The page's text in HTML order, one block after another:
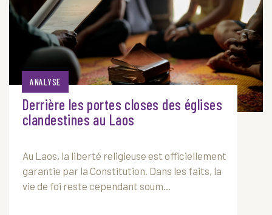
ANALYSE
Derrière les portes closes des églises
clandestines au Laos
Au Laos, la liberté religieuse est officiellement
garantie par la Constitution. Dans les faits, la
vie de foi reste cependant soum...